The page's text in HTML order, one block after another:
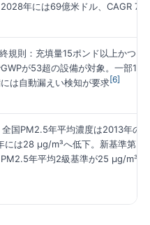
年には69億米ドル、CAGR 7.0
規則：充填量15ポンド以上かつ
が53超の設備が対象。一部
は自動漏えい検知が要求[6]
全国PM2.5年平均濃度は2013年の
には28 μg/m³へ低下。新基準第2
年平均2級基準が25 μg/m³に